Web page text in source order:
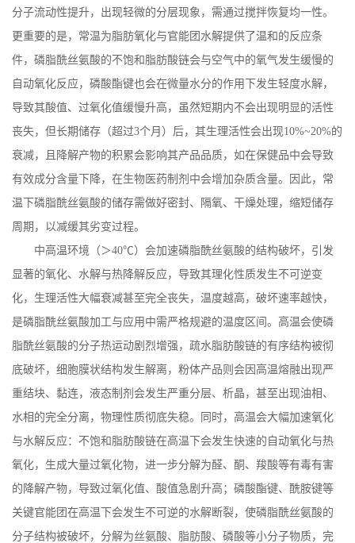
分子流动性提升，出现轻微的分层现象，需通过搅拌恢复均一性。
更重要的是，常温为脂肪氧化与官能团水解提供了温和的反应条
件，磷脂酰丝氨酸的不饱和脂肪酸链会与空气中的氧气发生缓慢的
自动氧化反应，磷酸酯键也会在微量水分的作用下发生轻度水解，
导致其酸值、过氧化值缓慢升高，虽然短期内不会出现明显的活性
丧失，但长期储存（超过3个月）后，其生理活性会出现10%~20%的
衰减，且降解产物的积累会影响其产品品质，如在保健品中会导致
有效成分含量下降，在生物医药制剂中会增加杂质含量。因此，常
温下磷脂酰丝氨酸的储存需做好密封、隔氧、干燥处理，缩短储存
周期，以减缓其劣变过程。
中高温环境（＞40℃）会加速磷脂酰丝氨酸的结构破坏，引发
显著的氧化、水解与热降解反应，导致其理化性质发生不可逆变
化，生理活性大幅衰减甚至完全丧失，温度越高，破坏速率越快，
是磷脂酰丝氨酸加工与应用中需严格规避的温度区间。高温会使磷
脂酰丝氨酸的分子热运动剧烈增强，疏水脂肪酸链的有序结构被彻
底破坏，细胞膜状结构发生解离，粉体产品则会因高温熔融出现严
重结块、黏连，液态制剂会发生严重分层、析晶，甚至出现油相、
水相的完全分离，物理性质彻底失稳。同时，高温会大幅加速氧化
与水解反应：不饱和脂肪酸链在高温下会发生快速的自动氧化与热
氧化，生成大量过氧化物，进一步分解为醛、酮、羧酸等有毒有害
的降解产物，导致过氧化值、酸值急剧升高；磷酸酯键、酰胺键等
关键官能团在高温下会发生不可逆的水解断裂，使磷脂酰丝氨酸的
分子结构被破坏，分解为丝氨酸、脂肪酸、磷酸等小分子物质，完